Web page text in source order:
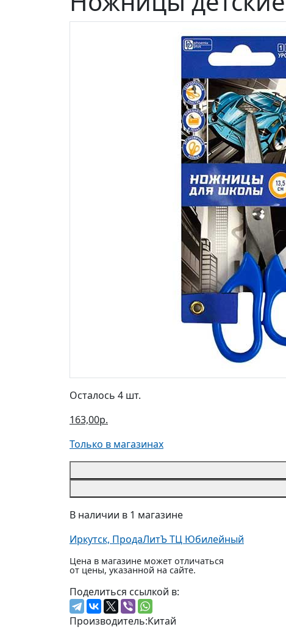
Осталось 4 шт.
163,00р.
Только в магазинах
В наличии в 1 магазине
Иркутск, ПродаЛитЪ ТЦ Юбилейный
Цена в магазине может отличаться
от цены, указанной на сайте.
Поделиться ссылкой в:
Производитель:Китай